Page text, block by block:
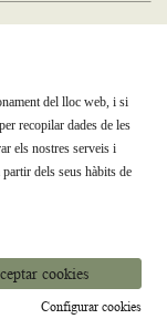
del lloc web, i si
recopilar dades de les
els nostres serveis i
dels seus hàbits de
cookies
Configurar cookies